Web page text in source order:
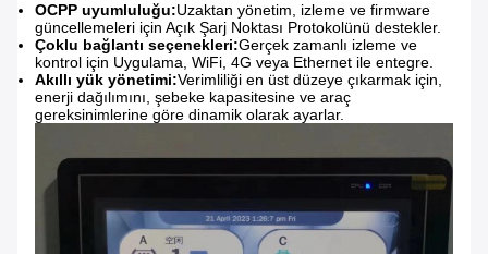
OCPP uyumluluğu:Uzaktan yönetim, izleme ve firmware
güncellemeleri için Açık Şarj Noktası Protokolünü destekler.
Çoklu bağlantı seçenekleri:Gerçek zamanlı izleme ve
kontrol için Uygulama, WiFi, 4G veya Ethernet ile entegre.
Akıllı yük yönetimi:Verimliliği en üst düzeye çıkarmak için,
enerji dağılımını, şebeke kapasitesine ve araç
gereksinimlerine göre dinamik olarak ayarlar.